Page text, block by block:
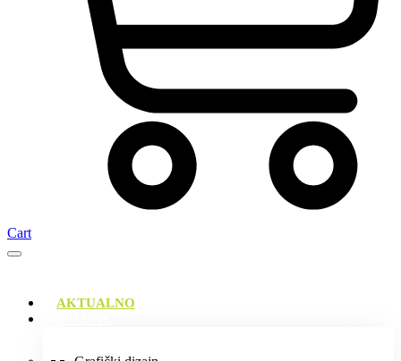
Cart
AKTUALNO